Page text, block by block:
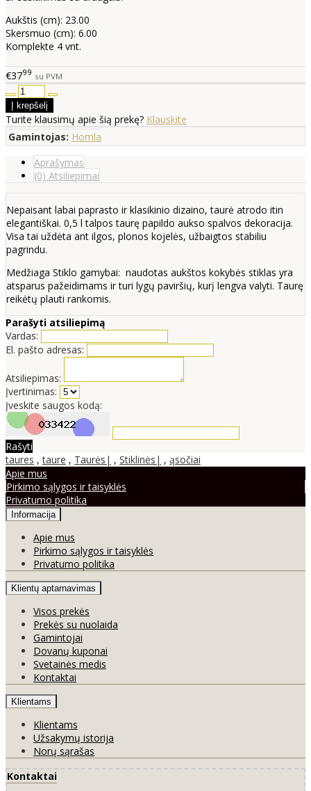
Aukštis (cm): 23.00
Skersmuo (cm): 6.00
Komplekte 4 vnt.
€3799 su PVM
Turite klausimų apie šią prekę? Klauskite
Gamintojas: Homla
Aprašymas
(0) Atsiliepimai
Nepaisant labai paprasto ir klasikinio dizaino, taurė atrodo itin
elegantiškai. 0,5 l talpos taurę papildo aukso spalvos dekoracija.
Visa tai uždėta ant ilgos, plonos kojelės, užbaigtos stabiliu
pagrindu.
Medžiaga Stiklo gamybai: naudotas aukštos kokybės stiklas yra
atsparus pažeidimams ir turi lygų paviršių, kurį lengva valyti. Taurę
reikėtų plauti rankomis.
Parašyti atsiliepimą
Vardas:
El. pašto adresas:
Atsiliepimas:
Įvertinimas:
Įveskite saugos kodą:
Rašyti
taures ,taure , Taurės| , Stiklinės| , ąsočiai
Apie mus
Pirkimo sąlygos ir taisyklės
Privatumo politika
Informacija
Apie mus
Pirkimo sąlygos ir taisyklės
Privatumo politika
Klientų aptarnavimas
Visos prekės
Prekės su nuolaida
Gamintojai
Dovanų kuponai
Svetainės medis
Kontaktai
Klientams
Klientams
Užsakymų istorija
Norų sąrašas
Kontaktai